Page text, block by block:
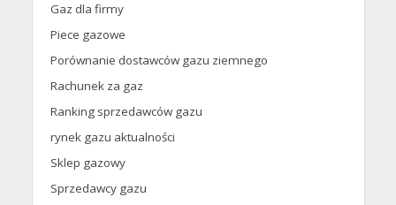
Gaz dla firmy
Piece gazowe
Porównanie dostawców gazu ziemnego
Rachunek za gaz
Ranking sprzedawców gazu
rynek gazu aktualności
Sklep gazowy
Sprzedawcy gazu